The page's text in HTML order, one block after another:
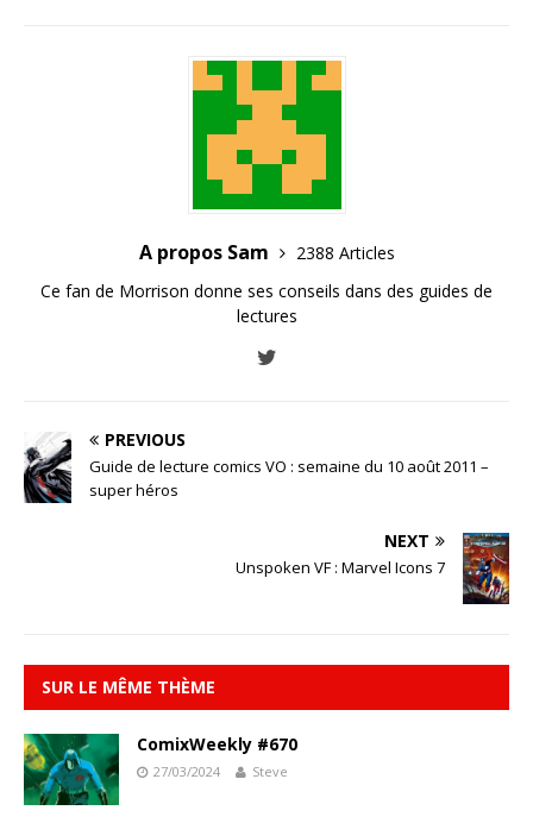
A propos Sam
2388 Articles
Ce fan de Morrison donne ses conseils dans des guides de
lectures
PREVIOUS
Guide de lecture comics VO : semaine du 10 août 2011 –
super héros
NEXT
Unspoken VF : Marvel Icons 7
SUR LE MÊME THÈME
ComixWeekly #670
27/03/2024 Steve